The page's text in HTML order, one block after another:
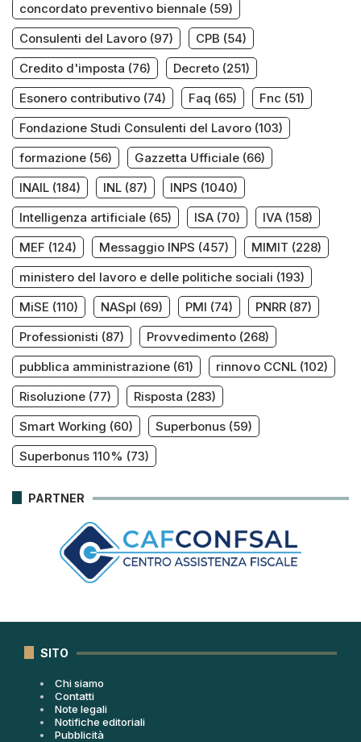
concordato preventivo biennale (59)
Consulenti del Lavoro (97) CPB (54)
Credito d'imposta (76) Decreto (251)
Esonero contributivo (74) Faq (65) Fnc (51)
Fondazione Studi Consulenti del Lavoro (103)
formazione (56) Gazzetta Ufficiale (66)
INAIL (184) INL (87) INPS (1040)
Intelligenza artificiale (65) ISA (70) IVA (158)
MEF (124) Messaggio INPS (457) MIMIT (228)
ministero del lavoro e delle politiche sociali (193)
MiSE (110) NASpI (69) PMI (74) PNRR (87)
Professionisti (87) Provvedimento (268)
pubblica amministrazione (61) rinnovo CCNL (102)
Risoluzione (77) Risposta (283)
Smart Working (60) Superbonus (59)
Superbonus 110% (73)
PARTNER
SITO
Chi siamo
Contatti
Note legali
Notifiche editoriali
Pubblicità